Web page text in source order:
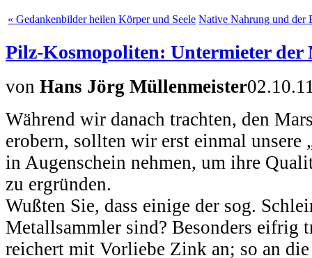
« Gedankenbilder heilen Körper und Seele Native Nahrung und der
Pilz-Kosmopoliten: Untermieter der
von Hans Jörg Müllenmeister
Während wir danach trachten, den
erobern, sollten wir erst einmal
in Augenschein nehmen, um ihre
zu ergründen.
Wußten Sie, dass einige der sog.
Metallsammler sind? Besonders eifrig
reichert mit Vorliebe Zink an; so an